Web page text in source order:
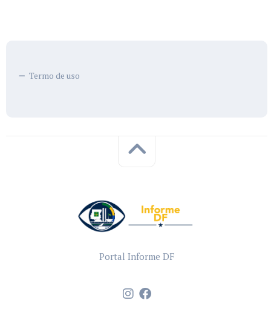
Termo de uso
Portal Informe DF